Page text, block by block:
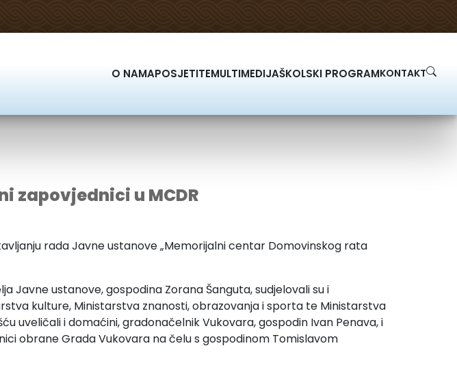
O NAMAPOSJETITEMULTIMEDIJAŠKOLSKI PROGRAMKONTAKT
zapovjednici u MCDR
rada Javne ustanove „Memorijalni centar Domovinskog rata
Javne ustanove, gospodina Zorana Šanguta, sudjelovali su i
kulture, Ministarstva znanosti, obrazovanja i sporta te Ministarstva
uveličali i domaćini, gradonačelnik Vukovara, gospodin Ivan Penava, i
obrane Grada Vukovara na čelu s gospodinom Tomislavom